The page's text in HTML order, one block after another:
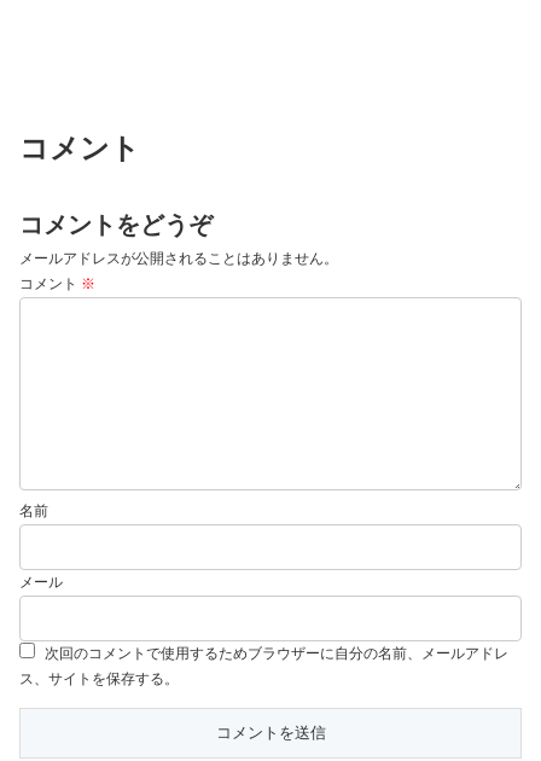
コメント
コメントをどうぞ
メールアドレスが公開されることはありません。
コメント ※
名前
メール
次回のコメントで使用するためブラウザーに自分の名前、メールアドレ
ス、サイトを保存する。